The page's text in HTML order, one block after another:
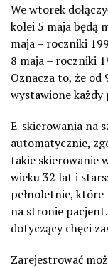
We wtorek
kolei 5 maja będą
maja – roczniki
8 maja – roczniki
Oznacza to, że od
wystawione każdy
E-skierowania na
automatycznie,
takie skierowanie
wieku 32 lat i
pełnoletnie, które
na stronie
dotyczący chęci
Zarejestrować